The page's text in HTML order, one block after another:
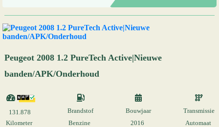
Peugeot 2008 1.2 PureTech Active|Nieuwe
banden/APK/Onderhoud
131.878
Kilometer
Brandstof
Benzine
Bouwjaar
2016
Transmissie
Automaat